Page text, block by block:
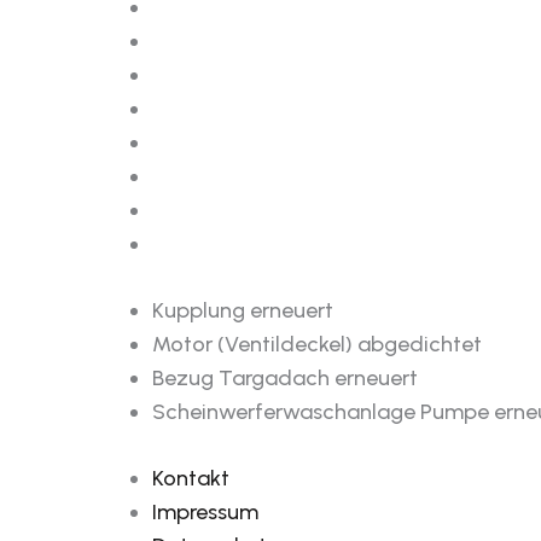
Kupplung erneuert
Motor (Ventildeckel) abgedichtet
Bezug Targadach erneuert
Scheinwerferwaschanlage Pumpe
Kontakt
Impressum